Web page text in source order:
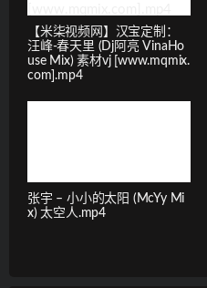
【米柒视频网】汉宝定制：
汪峰-春天里 (Dj阿亮 VinaHo
use Mix) 素材vj [www.mqmix.
com].mp4
张宇 – 小小的太阳 (McYy Mi
x) 太空人.mp4